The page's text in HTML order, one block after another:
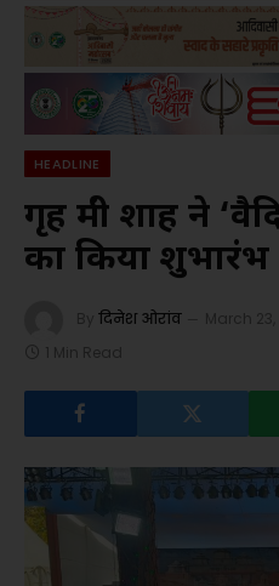
HEADLINE
गृह मंत्री शाह ने
का किया शुभारंभ
By दिनेश ओरांव March 23,
1 Min Read